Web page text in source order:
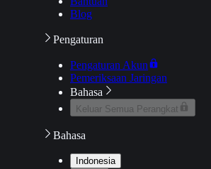
Blog
Pengaturan
Pengaturan Akun
Pemeriksaan Jaringan
Bahasa
Keluar Semua Perangkat
Bahasa
Indonesia